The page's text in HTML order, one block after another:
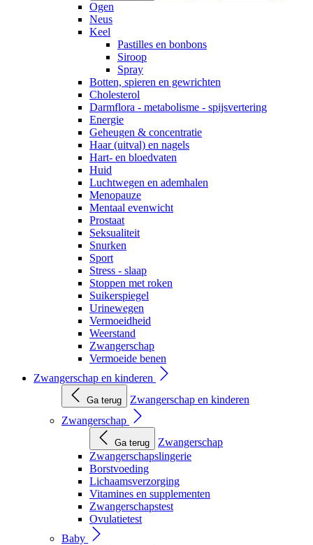
Ogen
Neus
Keel
Pastilles en bonbons
Siroop
Spray
Botten, spieren en gewrichten
Cholesterol
Darmflora - metabolisme - spijsvertering
Energie
Geheugen & concentratie
Haar (uitval) en nagels
Hart- en bloedvaten
Huid
Luchtwegen en ademhalen
Menopauze
Mentaal evenwicht
Prostaat
Seksualiteit
Snurken
Sport
Stress - slaap
Stoppen met roken
Suikerspiegel
Urinewegen
Vermoeidheid
Weerstand
Zwangerschap
Vermoeide benen
Zwangerschap en kinderen
Ga terug
Zwangerschap en kinderen
Zwangerschap
Ga terug
Zwangerschap
Zwangerschapslingerie
Borstvoeding
Lichaamsverzorging
Vitamines en supplementen
Zwangerschapstest
Ovulatietest
Baby